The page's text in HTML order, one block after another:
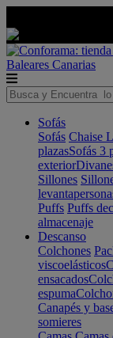
Baleares Canarias
Sofás
Sofás Chaise
plazasSofás 3
exterior
Sillones
Puffs Puffs
almacenaje
Descanso
Colchones
viscoelásticos
ensacados
espuma
Canapés y
somieres